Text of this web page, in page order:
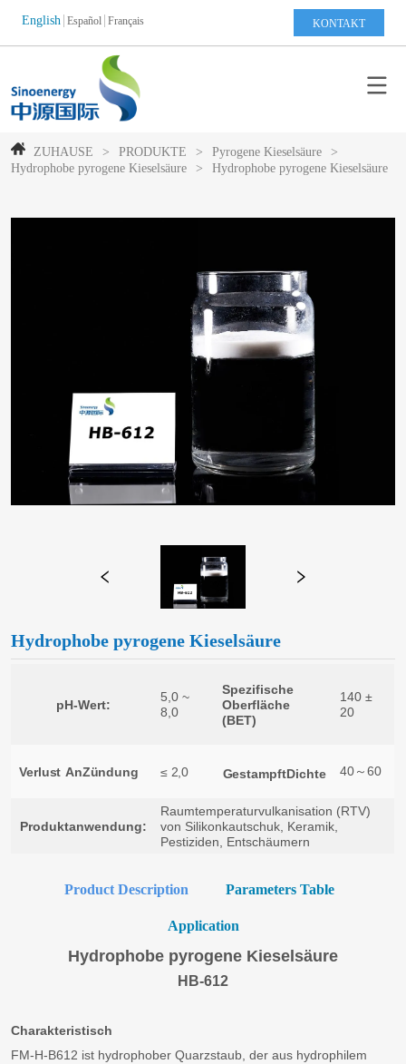
English Español Français KONTAKT
ZUHAUSE > PRODUKTE > Pyrogene Kieselsäure
>
Hydrophobe pyrogene Kieselsäure
> Hydrophobe pyrogene Kieselsäure
Hydrophobe pyrogene Kieselsäure
Product Description Parameters Table
Application
Hydrophobe pyrogene Kieselsäure
HB-612
Charakteristisch
FM-H-B612 ist hydrophober Quarzstaub, der aus hydrophilem